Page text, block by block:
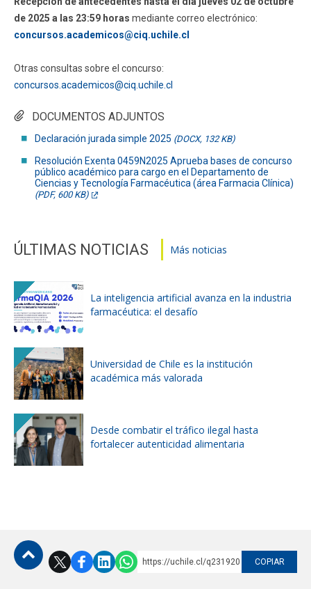
DOCUMENTOS ADJUNTOS
Declaración jurada simple 2025 (DOCX, 132 KB)
Resolución Exenta 0459N2025 Aprueba bases de concurso
público académico para cargo en el Departamento de
Ciencias y Tecnología Farmacéutica (área Farmacia Clínica)
(PDF, 600 KB)
de 2025 a las 23:59 horas mediante correo electrónico:
concursos.academicos@ciq.uchile.cl
Otras consultas sobre el concurso:
concursos.academicos@ciq.uchile.cl
ÚLTIMAS NOTICIAS Más noticias
La inteligencia artificial avanza en la industria
farmacéutica: el desafío
Universidad de Chile es la institución
académica más valorada
Desde combatir el tráfico ilegal hasta
fortalecer autenticidad alimentaria
https://uchile.cl/q231920 COPIAR